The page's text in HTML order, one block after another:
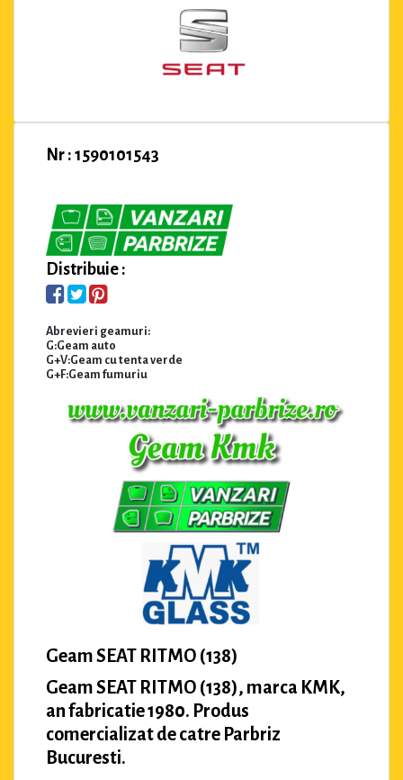
Nr : 1590101543
Distribuie :
Abrevieri geamuri:
G:Geam auto
G+V:Geam cu tenta verde
G+F:Geam fumuriu
Geam SEAT RITMO (138)
Geam SEAT RITMO (138), marca KMK,
an fabricatie 1980. Produs
comercializat de catre Parbriz
Bucuresti.